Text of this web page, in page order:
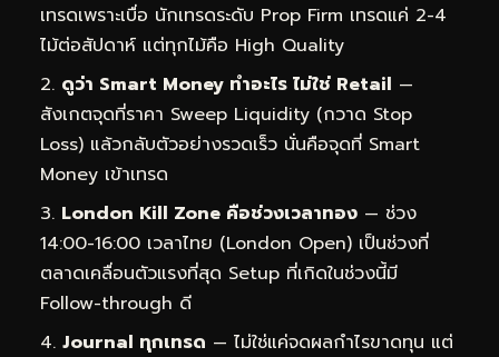
เทรดเพราะเบื่อ นักเทรดระดับ Prop Firm เทรดแค่ 2-4
ไม้ต่อสัปดาห์ แต่ทุกไม้คือ High Quality
ดูว่า Smart Money ทำอะไร ไม่ใช่ Retail —
สังเกตจุดที่ราคา Sweep Liquidity (กวาด Stop
Loss) แล้วกลับตัวอย่างรวดเร็ว นั่นคือจุดที่ Smart
Money เข้าเทรด
London Kill Zone คือช่วงเวลาทอง — ช่วง
14:00-16:00 เวลาไทย (London Open) เป็นช่วงที่
ตลาดเคลื่อนตัวแรงที่สุด Setup ที่เกิดในช่วงนี้มี
Follow-through ดี
Journal ทุกเทรด — ไม่ใช่แค่จดผลกำไรขาดทุน แต่